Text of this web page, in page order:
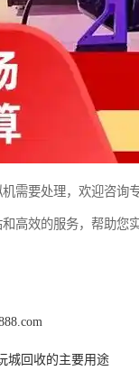
需要处理，欢迎咨询
高效的服务，帮助您
城回收的主要用途